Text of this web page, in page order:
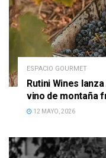
ESPACIO GOURMET
Rutini Wines
vino de montaña
12 MAYO, 2026